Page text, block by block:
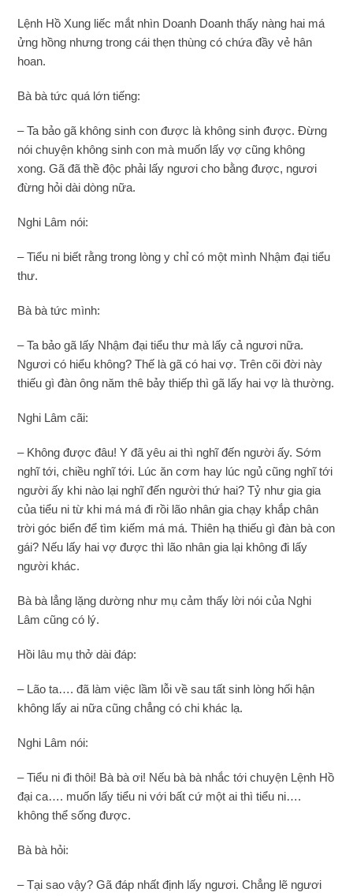
Lệnh Hồ Xung liếc mắt nhìn Doanh Doanh thấy nàng hai má
ửng hồng nhưng trong cái thẹn thùng có chứa đầy vẻ hân
hoan.
Bà bà tức quá lớn tiếng:
– Ta bảo gã không sinh con được là không sinh được. Đừng
nói chuyện không sinh con mà muốn lấy vợ cũng không
xong. Gã đã thề độc phải lấy ngươi cho bằng được, ngươi
đừng hỏi dài dòng nữa.
Nghi Lâm nói:
– Tiểu ni biết rằng trong lòng y chỉ có một mình Nhậm đại tiểu
thư.
Bà bà tức mình:
– Ta bảo gã lấy Nhậm đại tiểu thư mà lấy cả ngươi nữa.
Ngươi có hiểu không? Thế là gã có hai vợ. Trên cõi đời này
thiếu gì đàn ông năm thê bảy thiếp thì gã lấy hai vợ là thường.
Nghi Lâm cãi:
– Không được đâu! Y đã yêu ai thì nghĩ đến người ấy. Sớm
nghĩ tới, chiều nghĩ tới. Lúc ăn cơm hay lúc ngủ cũng nghĩ tới
người ấy khi nào lại nghĩ đến người thứ hai? Tỷ như gia gia
của tiểu ni từ khi má má đi rồi lão nhân gia chạy khắp chân
trời góc biển để tìm kiếm má má. Thiên hạ thiếu gì đàn bà con
gái? Nếu lấy hai vợ được thì lão nhân gia lại không đi lấy
người khác.
Bà bà lẳng lặng dường như mụ cảm thấy lời nói của Nghi
Lâm cũng có lý.
Hồi lâu mụ thở dài đáp:
– Lão ta…. đã làm việc lầm lỗi về sau tất sinh lòng hối hận
không lấy ai nữa cũng chẳng có chi khác lạ.
Nghi Lâm nói:
– Tiểu ni đi thôi! Bà bà ơi! Nếu bà bà nhắc tới chuyện Lệnh Hồ
đại ca…. muốn lấy tiểu ni với bất cứ một ai thì tiểu ni….
không thể sống được.
Bà bà hỏi:
– Tại sao vậy? Gã đáp nhất định lấy ngươi. Chẳng lẽ ngươi